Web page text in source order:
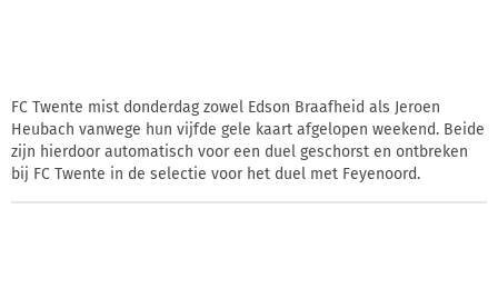
FC Twente mist donderdag zowel Edson Braafheid als Jeroen
Heubach vanwege hun vijfde gele kaart afgelopen weekend. Beide
zijn hierdoor automatisch voor een duel geschorst en ontbreken
bij FC Twente in de selectie voor het duel met Feyenoord.